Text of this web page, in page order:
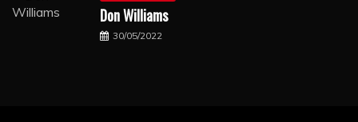
Don Williams
30/05/2022